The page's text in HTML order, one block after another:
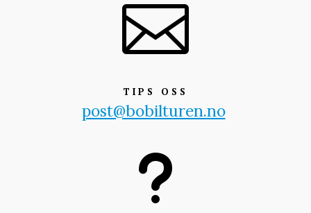

TIPS OSS
post@bobilturen.no
u